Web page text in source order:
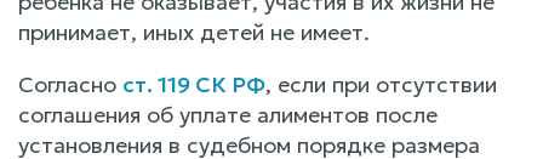
принимает, иных детей не имеет.
Согласно ст. 119 СК РФ, если при отсутствии
соглашения об уплате алиментов после
установления в судебном порядке размера